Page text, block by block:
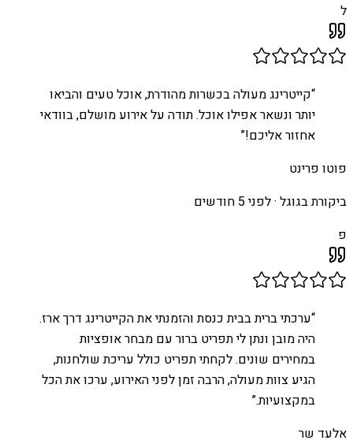
ל
“קייטרינג מעולה בכשרות מהודרת, אוכל טעים והביאו
יותר ונשאר אפילו אוכל. תודה על אירוע מושלם, בוודאי
אחזור אליכם!”
פוטו פרינט
ביקורת בגוגל ·לפני 5 חודשים
פ
“ערכתי ברית בבית כנסת והזמנתי את הקייטרינג דרך ארז.
היה מובן ונתן לי תפריט ברור עם מבחר אופציות
במחירים שונים. לקחתי תפריט כולל עריכת שולחנות,
הגיע צוות מעולה, הרבה זמן לפני האירוע, ערכו את הכל
במקצועיות.”
אלעד שר